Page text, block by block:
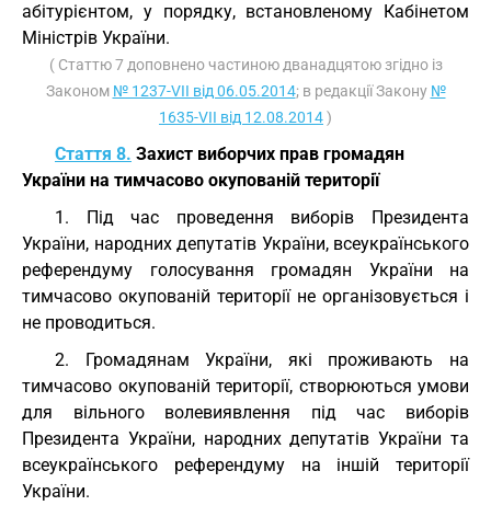
абітурієнтом, у порядку, встановленому Кабінетом
Міністрів України.
( Статтю 7 доповнено частиною дванадцятою згідно із
Законом № 1237-VII від 06.05.2014; в редакції Закону №
1635-VII від 12.08.2014)
Стаття 8. Захист виборчих прав громадян
України на тимчасово окупованій території
1. Під час проведення виборів Президента
України, народних депутатів України, всеукраїнського
референдуму голосування громадян України на
тимчасово окупованій території не організовується і
не проводиться.
2. Громадянам України, які проживають на
тимчасово окупованій території, створюються умови
для вільного волевиявлення під час виборів
Президента України, народних депутатів України та
всеукраїнського референдуму на іншій території
України.